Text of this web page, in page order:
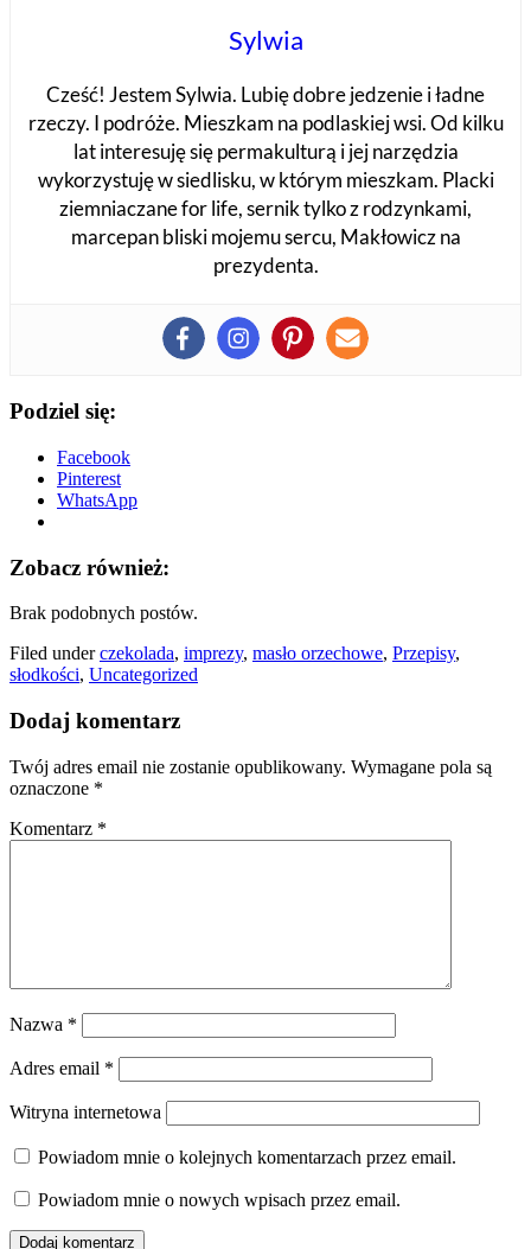
Sylwia
Cześć! Jestem Sylwia. Lubię dobre jedzenie i ładne
rzeczy. I podróże. Mieszkam na podlaskiej wsi. Od kilku
lat interesuję się permakulturą i jej narzędzia
wykorzystuję w siedlisku, w którym mieszkam. Placki
ziemniaczane for life, sernik tylko z rodzynkami,
marcepan bliski mojemu sercu, Makłowicz na
prezydenta.
Podziel się:
Facebook
Pinterest
WhatsApp
Zobacz również:
Brak podobnych postów.
Filed underczekolada, imprezy, masło orzechowe, Przepisy,
słodkości, Uncategorized
Dodaj komentarz
Twój adres email nie zostanie opublikowany. Wymagane pola są
oznaczone *
Komentarz *
Nazwa *
Adres email *
Witryna internetowa
Powiadom mnie o kolejnych komentarzach przez email.
Powiadom mnie o nowych wpisach przez email.